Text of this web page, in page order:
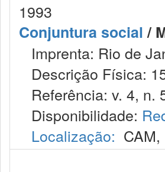
1993
Conjuntura social/
Imprenta: Rio de
Descrição Física:
Referência: v. 4, n.
Disponibilidade:
Localização: CAM,